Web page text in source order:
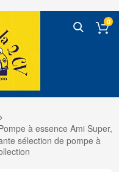
0
à essence Ami Super,
sélection de pompe à